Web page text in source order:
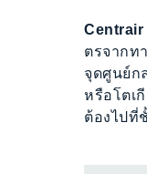
ตรจากท
จุดศูนย์ก
หรือโตเ
ต้องไปที่